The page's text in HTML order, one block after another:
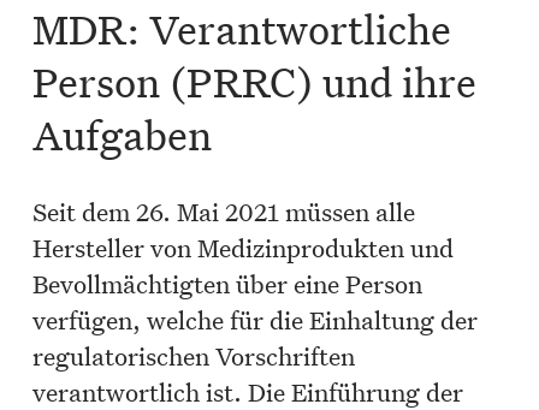
MDR: Verantwortliche
Person (PRRC) und ihre
Aufgaben
Seit dem 26. Mai 2021 müssen alle
Hersteller von Medizinprodukten und
Bevollmächtigten über eine Person
verfügen, welche für die Einhaltung der
regulatorischen Vorschriften
verantwortlich ist. Die Einführung der